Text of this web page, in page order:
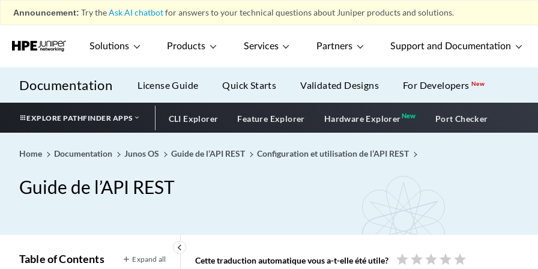
Announcement: Try theAsk AI chatbotfor answers to your technical questions about Juniper products and solutions.
Solutions Products Services Partners Support and Documentation
Documentation License Guide Quick Starts Validated Designs For DevelopersNew
EXPLORE PATHFINDER APPS CLI Explorer Feature Explorer Hardware ExplorerNewNew application
Port Checker
Home Documentation Junos OS Guide de l’API REST Configuration et utilisation de l’API REST
Guide de l’API REST
keyboard_arrow_left
Table of Contents Expand all Cette traduction automatique vous a-t-elle été utile? star star star star star